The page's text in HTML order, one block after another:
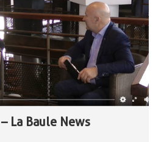
La Baule News